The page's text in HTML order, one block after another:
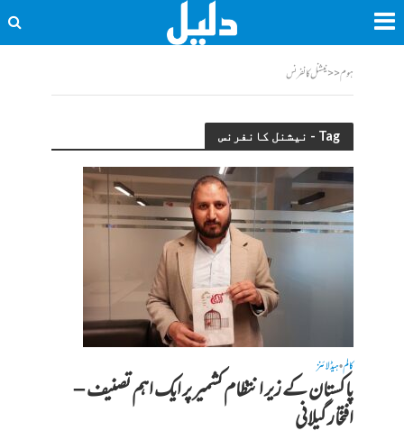
ہوم<<نیشنل کانفرنس
Tag - نیشنل کانفرنس
کالم•ہیڈلائنز
پاکستان کے زیر انتظام کشمیر پر ایک اہم تصنیف –
افتخار گیلانی